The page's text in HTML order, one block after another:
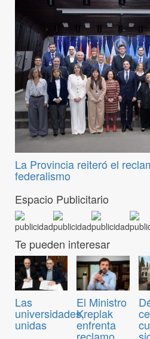
La Provincia reiteró el
federalismo
Espacio Publicitario
Te pueden interesar
Las
universidades,
unidas
El Ministro
Kreplak
enfrenta